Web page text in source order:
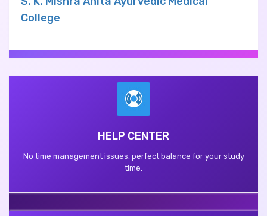
College
HELP CENTER
No time management issues, perfect balance for your study
time.